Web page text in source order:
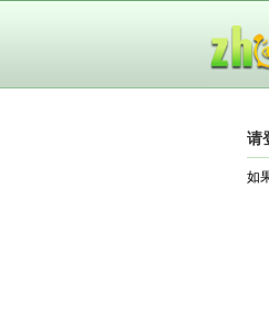
请
如